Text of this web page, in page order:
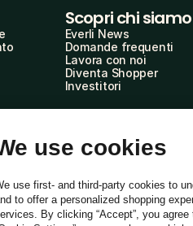
Scopri chi siamo
Everli News
Domande frequenti
Lavora con noi
Diventa Shopper
Investitori
use cookies
use first- and third-party cookies to
to offer a personalized shopping
By clicking “Accept”, you